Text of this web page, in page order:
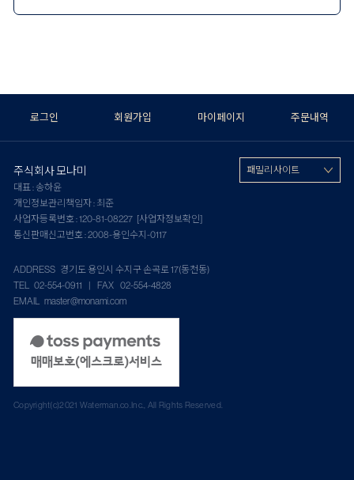
로그인 회원가입 마이페이지 주문내역
주식회사 모나미
대표 : 송하윤
개인정보관리책임자 : 최준
사업자등록번호 : 120-81-08227 [사업자정보확인]
통신판매신고번호 : 2008-용인수지-0117
ADDRESS 경기도 용인시 수지구 손곡로 17(동천동)
TEL 02-554-0911 | FAX 02-554-4828
EMAIL master@monami.com
패밀리 사이트
Copyright(c)2021 Waterman.co.Inc., All Rights Reserved.